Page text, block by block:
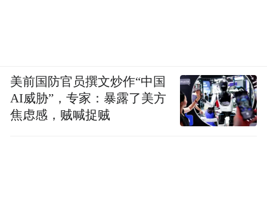
美前国防官员撰文炒作“中国
AI威胁”，专家：暴露了美方
焦虑感，贼喊捉贼